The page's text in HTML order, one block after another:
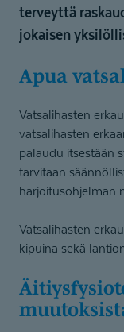
terveyttä
jokaisen
apua
Vatsalihasten
vatsalihasten
palaudu itsestään
tarvitaan
harjoitusohjelman
Vatsalihasten
kipuina sekä
Äitiysfysio­terapia lähtee